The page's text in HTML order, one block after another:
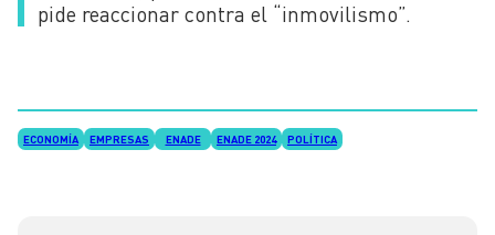
pide reaccionar contra el “inmovilismo”.
ECONOMÍA EMPRESAS ENADE ENADE 2024 POLÍTICA